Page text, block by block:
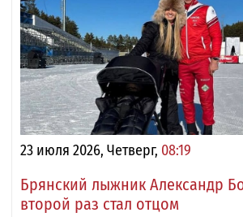
23 июля 2026, Четверг, 08:19
Брянский лыжник Александр
второй раз стал отцом